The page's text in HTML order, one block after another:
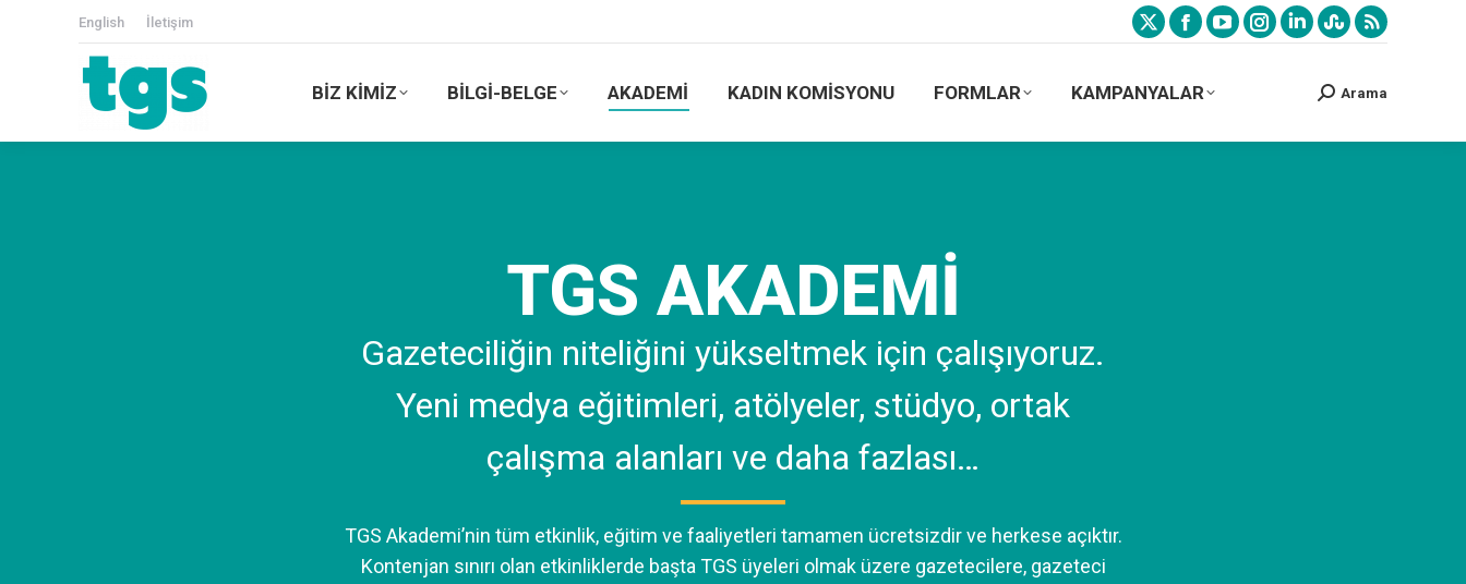
English İletişim
BİZ KİMİZ BİLGİ-BELGE AKADEMİ KADIN KOMİSYONU FORMLAR KAMPANYALAR Arama
TGS AKADEMİ
Gazeteciliğin niteliğini yükseltmek için çalışıyoruz.
Yeni medya eğitimleri, atölyeler, stüdyo, ortak
çalışma alanları ve daha fazlası…
TGS Akademi’nin tüm etkinlik, eğitim ve faaliyetleri tamamen ücretsizdir ve herkese açıktır.
Kontenjan sınırı olan etkinliklerde başta TGS üyeleri olmak üzere gazetecilere, gazeteci